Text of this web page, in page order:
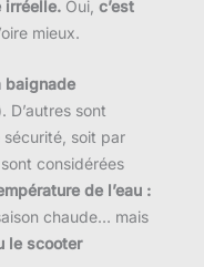
irréelle. Oui, c’est
mieux.
baignade
D’autres sont
sécurité, soit par
considérées
de l’eau :
chaude… mais
le scooter